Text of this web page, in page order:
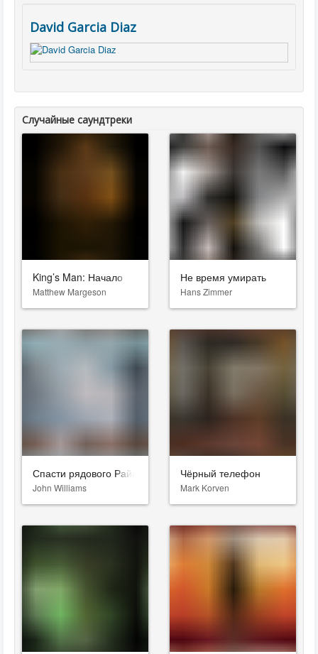
David Garcia Diaz
Случайные саундтреки
King’s Man: Начало
Matthew Margeson
Не время умирать
Hans Zimmer
Спасти рядового Райана
John Williams
Чёрный телефон
Mark Korven